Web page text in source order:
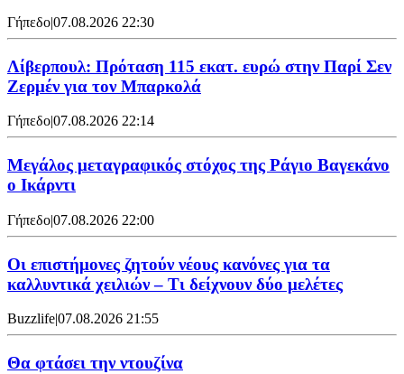
Γήπεδο|07.08.2026 22:30
Λίβερπουλ: Πρόταση 115 εκατ. ευρώ στην Παρί Σεν
Ζερμέν για τον Μπαρκολά
Γήπεδο07.08.2026 22:14
Μεγάλος μεταγραφικός στόχος της Ράγιο Βαγεκάνο
ο Ικάρντι
Γήπεδο|07.08.2026 22:00
Οι επιστήμονες ζητούν νέους κανόνες για τα
καλλυντικά χειλιών – Τι δείχνουν δύο μελέτες
Buzzlife|07.08.2026 21:55
Θα φτάσει την ντουζίνα